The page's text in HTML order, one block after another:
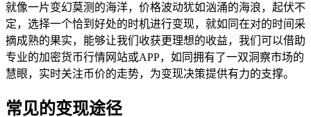
就像一片变幻莫测的海洋，价格波动犹如汹涌的海浪，起伏不
定，选择一个恰到好处的时机进行变现，就如同在对的时间采
摘成熟的果实，能够让我们收获更理想的收益，我们可以借助
专业的加密货币行情网站或APP，如同拥有了一双洞察市场的
慧眼，实时关注币价的走势，为变现决策提供有力的支撑。
常见的变现途径